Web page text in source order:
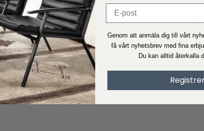
Din säkerhet
Vi är E-märket
Gratis konsument hotline +45 6969 8760
Se vårt certifikat
Genom att anmäla dig till vårt
få vårt nyhetsbrev med fina
Du kan alltid återkalla